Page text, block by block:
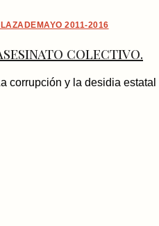
2011-2016
colectivo.
corrupción y la desidia